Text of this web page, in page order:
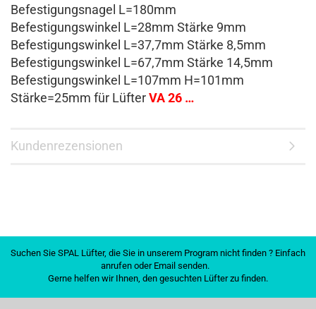
Befestigungsnagel L=180mm
Befestigungswinkel L=28mm Stärke 9mm
Befestigungswinkel L=37,7mm Stärke 8,5mm
Befestigungswinkel L=67,7mm Stärke 14,5mm
Befestigungswinkel L=107mm H=101mm
Stärke=25mm für LüfterVA 26 …
Kundenrezensionen
Suchen Sie SPAL Lüfter, die Sie in unserem Program nicht finden ? Einfach
anrufen oder Email senden.
Gerne helfen wir Ihnen, den gesuchten Lüfter zu finden.